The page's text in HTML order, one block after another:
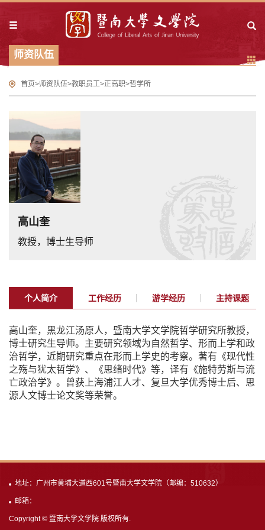
师资队伍
首页>师资队伍>教职员工>正高职>哲学所
高山奎
教授，博士生导师
个人简介 工作经历 游学经历 主持课题
高山奎，黑龙江汤原人，暨南大学文学院哲学研究所教授，
博士研究生导师。主要研究领域为自然哲学、形而上学和政
治哲学，近期研究重点在形而上学史的考察。著有《现代性
之殇与犹太哲学》、《思绪时代》等，译有《施特劳斯与流
亡政治学》。曾获上海浦江人才、复旦大学优秀博士后、思
源人文博士论文奖等荣誉。
地址：广州市黄埔大道西601号暨南大学文学院（邮编：510632）
邮箱：
Copyright © 暨南大学文学院 版权所有.